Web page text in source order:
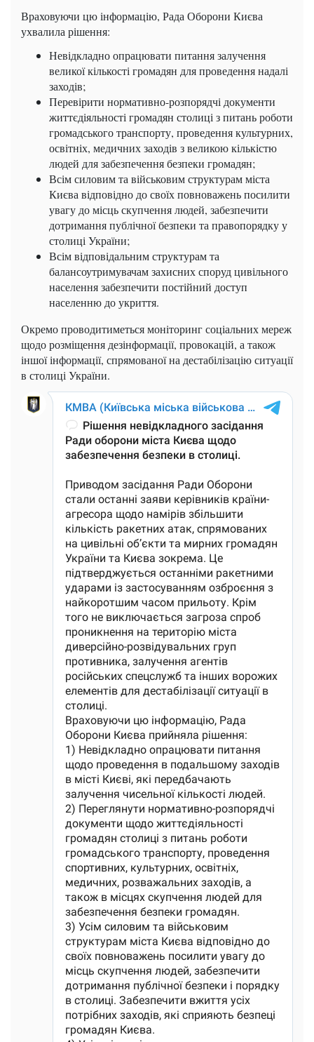
Враховуючи цю інформацію, Рада Оборони Києва
ухвалила рішення:
Невідкладно опрацювати питання залучення
великої кількості громадян для проведення надалі
заходів;
Перевірити нормативно-розпорядчі документи
життєдіяльності громадян столиці з питань роботи
громадського транспорту, проведення культурних,
освітніх, медичних заходів з великою кількістю
людей для забезпечення безпеки громадян;
Всім силовим та військовим структурам міста
Києва відповідно до своїх повноважень посилити
увагу до місць скупчення людей, забезпечити
дотримання публічної безпеки та правопорядку у
столиці України;
Всім відповідальним структурам та
балансоутримувачам захисних споруд цивільного
населення забезпечити постійний доступ
населенню до укриття.
Окремо проводитиметься моніторинг соціальних мереж
щодо розміщення дезінформації, провокацій, а також
іншої інформації, спрямованої на дестабілізацію ситуації
в столиці України.